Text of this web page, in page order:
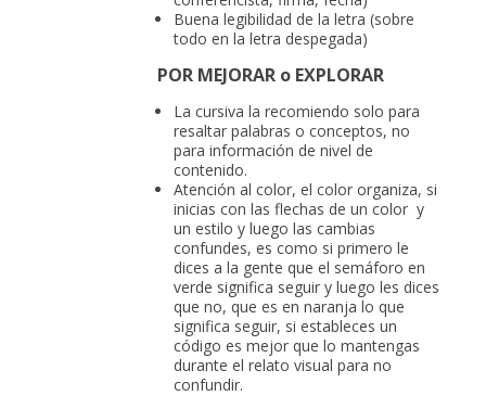
Buena legibilidad de la letra (sobre
todo en la letra despegada)
POR MEJORAR o EXPLORAR
La cursiva la recomiendo solo para
resaltar palabras o conceptos, no
para información de nivel de
contenido.
Atención al color, el color organiza, si
inicias con las flechas de un color y
un estilo y luego las cambias
confundes, es como si primero le
dices a la gente que el semáforo en
verde significa seguir y luego les dices
que no, que es en naranja lo que
significa seguir, si estableces un
código es mejor que lo mantengas
durante el relato visual para no
confundir.